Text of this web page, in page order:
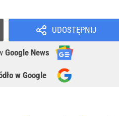
UDOSTĘPNIJ
Google News
w Google